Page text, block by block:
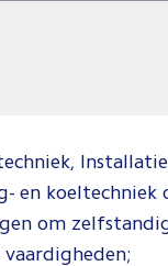
en
om